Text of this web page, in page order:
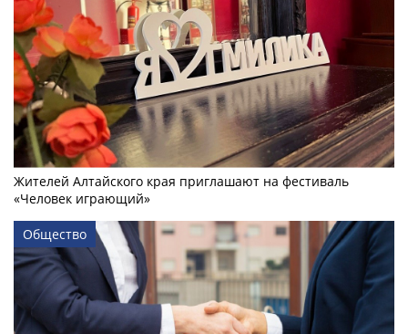
Жителей Алтайского края приглашают на фестиваль
«Человек играющий»
Общество